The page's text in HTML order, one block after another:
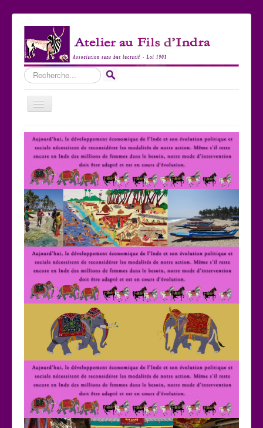
Rechercher
Basculer
la
Accueil
Qui sommes-nous ?
Les Expositions
Les toiles
Participer
Nous contacter
Sites amis